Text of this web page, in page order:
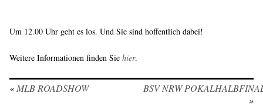
Um 12.00 Uhr geht es los. Und Sie sind hoffentlich dabei!
Weitere Informationen finden Sie hier.
«MLB ROADSHOW
BSV NRW
»